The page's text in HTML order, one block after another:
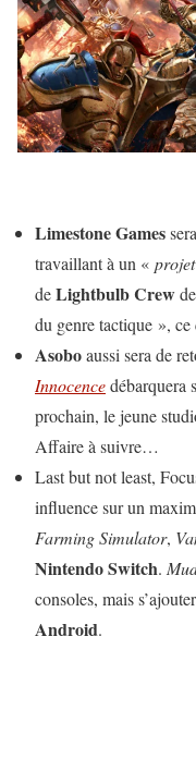
Limestone Games
travaillant à un «
deLightbulb Crew
du genre tactique »,
Asoboaussi sera de
Innocencedébarquera
prochain, le jeune
Affaire à suivre…
Last but not least,
influence sur un
Farming Simulator,
Nintendo Switch.
consoles, mais
Android.